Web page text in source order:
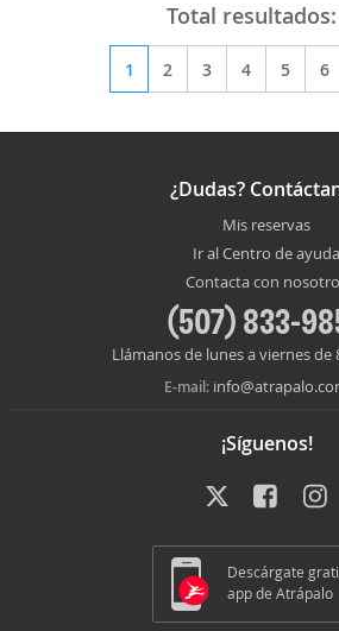
Total resultados:
1 2 3 4 5 6
¿Dudas?
Mis reservas
Ir al Centro de ayuda
Contacta con
(507) 833-
Llámanos de lunes a viernes de
E-mail:
¡Síguenos!
Descárgate
app de Atrápalo